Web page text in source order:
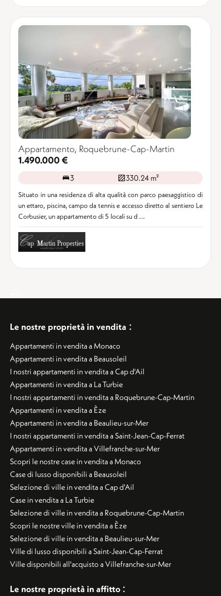
Appartamento, Roquebrune-Cap-Martin
1.490.000 €
3 330.24 m²
Situato in una residenza di alta qualità con parco paesaggistico di
un ettaro, piscina, campo da tennis e accesso diretto al sentiero Le
Corbusier, un appartamento di 5 locali su d ...
Le nostre proprietà in vendita :
Appartamenti in vendita a Monaco
Appartamenti in vendita a Beausoleil
I nostri appartamenti in vendita a Cap d'Ail
Appartamenti in vendita a La Turbie
I nostri appartamenti in vendita a Roquebrune-Cap-Martin
Appartamenti in vendita a Èze
Appartamenti in vendita a Beaulieu-sur-Mer
I nostri appartamenti in vendita a Saint-Jean-Cap-Ferrat
Appartamenti in vendita a Villefranche-sur-Mer
Scopri le nostre case in vendita a Monaco
Case di lusso disponibili a Beausoleil
Selezione di ville in vendita a Cap d'Ail
Case in vendita a La Turbie
Selezione di ville in vendita a Roquebrune-Cap-Martin
Scopri le nostre ville in vendita a Èze
Selezione di ville in vendita a Beaulieu-sur-Mer
Ville di lusso disponibili a Saint-Jean-Cap-Ferrat
Ville disponibili all'acquisto a Villefranche-sur-Mer
Le nostre proprietà in affitto :